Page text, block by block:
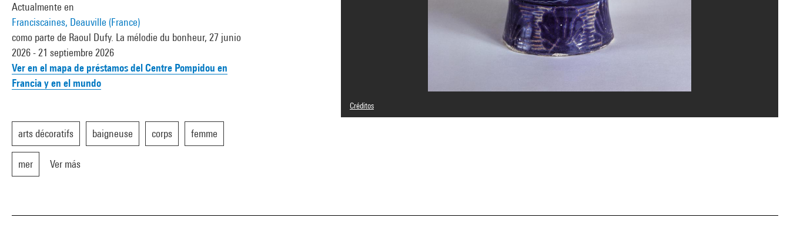
Actualmente en
Franciscaines, Deauville (France)
como parte de Raoul Dufy. La mélodie du bonheur, 27 junio
2026 - 21 septiembre 2026
Ver en el mapa de préstamos del Centre Pompidou en
Francia y en el mundo
arts décoratifs baigneuse corps femme
mer Ver más
Créditos
Domaine public